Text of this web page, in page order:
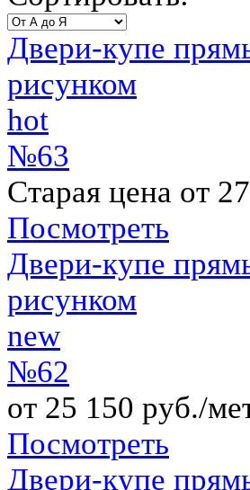
Двери-купе
рисунком
hot
№63
Старая цена от
Посмотреть
Двери-купе
рисунком
new
№62
от 25 150 руб./
Посмотреть
Двери-купе